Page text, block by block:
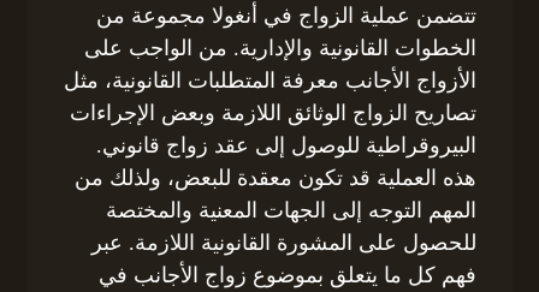
تتضمن عملية الزواج في أنغولا مجموعة من
الخطوات القانونية والإدارية. من الواجب على
الأزواج الأجانب معرفة المتطلبات القانونية، مثل
تصاريح الزواج الوثائق اللازمة وبعض الإجراءات
البيروقراطية للوصول إلى عقد زواج قانوني.
هذه العملية قد تكون معقدة للبعض، ولذلك من
المهم التوجه إلى الجهات المعنية والمختصة
للحصول على المشورة القانونية اللازمة. عبر
فهم كل ما يتعلق بموضوع زواج الأجانب في